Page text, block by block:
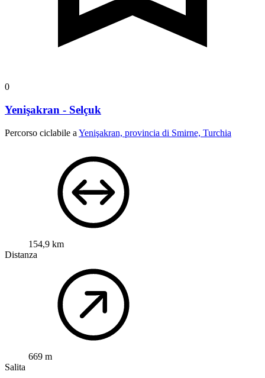
0
Yenişakran - Selçuk
Percorso ciclabile a Yenişakran, provincia di Smirne, Turchia
154,9 km
Distanza
669 m
Salita